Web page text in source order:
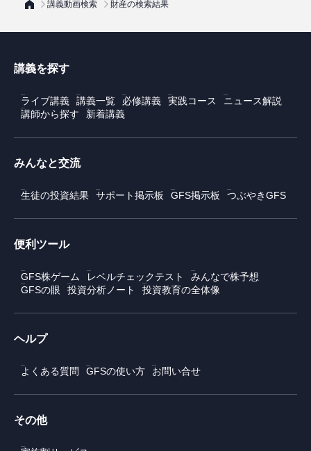
講義動画検索 財産の検索結果
講義を探す
ライブ講義 講義一覧 必修講義 実践コース
ニュース解説
講師から探す
新着講義
みんなと交流
生徒の投資結果 サポート掲示板 GFS掲示板 つぶやきGFS
便利ツール
GFS株ゲーム レベルチェックテスト
みんなで株予想
GFSの眼
投資分析ノート 投資教育の全体像
ヘルプ
よくある質問 GFSの使い方 お問い合せ
その他